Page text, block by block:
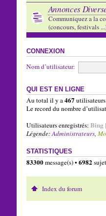
Annonces
Communiquez a la
(concours, festivals
CONNEXION
Nom d’utilisateur:
QUI EST EN LIGNE
Au total il y a467utilisateurs
Le record du nombre
Utilisateurs enregistrés: Bing
Légende:Administrateurs,
STATISTIQUES
83300message(s) • 6982
Index du forum